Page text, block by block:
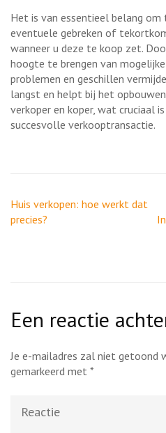
Het is van essentieel belang
eventuele gebreken of
wanneer u deze te koop zet.
hoogte te brengen van
problemen en geschillen
langst en helpt bij het
verkoper en koper, wat cruciaal
succesvolle verkooptransactie.
Berichtnavigatie
Huis verkopen: hoe werkt dat
precies?
Een reactie
Je e-mailadres zal niet getoond
gemarkeerd met *